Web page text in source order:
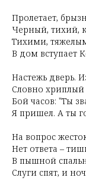
Пролетает,
Черный, тихий,
Тихими,
В дом вступает
Настежь дверь.
Словно
Бой часов: "Ты
Я пришел. А ты
На вопрос
Нет ответа –
В пышной
Слуги спят, и